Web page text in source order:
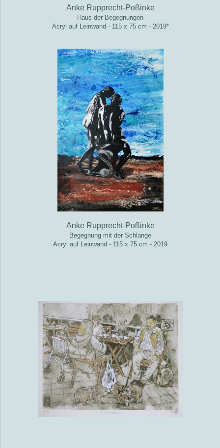
Anke Rupprecht-Poßinke
Haus der Begegnungen
Acryl auf Leinwand - 115 x 75 cm - 2019*
Anke Rupprecht-Poßinke
Begegnung mit der Schlange
Acryl auf Leinwand - 115 x 75 cm - 2019